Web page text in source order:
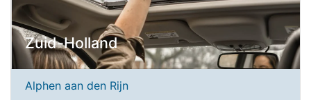
Zuid-Holland
Alphen aan den Rijn